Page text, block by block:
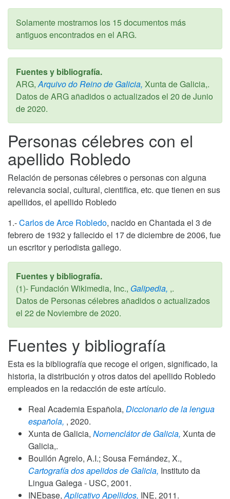
Solamente mostramos los 15 documentos más
antiguos encontrados en el ARG.
Fuentes y bibliografía.
ARG, Arquivo do Reino de Galicia, Xunta de Galicia,.
Datos de ARG añadidos o actualizados el 20 de Junio
de 2020.
Personas célebres con el
apellido Robledo
Relación de personas célebres o personas con alguna
relevancia social, cultural, cientifica, etc. que tienen en sus
apellidos, el apellido Robledo
1.-Carlos de Arce Robledo, nacido en Chantada el 3 de
febrero de 1932 y fallecido el 17 de diciembre de 2006, fue
un escritor y periodista gallego.
Fuentes y bibliografía.
(1)- Fundación Wikimedia, Inc., Galipedia, ,.
Datos de Personas célebres añadidos o actualizados
el 22 de Noviembre de 2020.
Fuentes y bibliografía
Esta es la bibliografía que recoge el origen, significado, la
historia, la distribución y otros datos del apellido Robledo
empleados en la redacción de este artículo.
Real Academia Española, Diccionario de la lengua
española, , 2020.
Xunta de Galicia, Nomenclátor de Galicia, Xunta de
Galicia,.
Boullón Agrelo, A.I.; Sousa Fernández, X.,
Cartografía dos apelidos de Galicia, Instituto da
Lingua Galega - USC, 2001.
INEbase, Aplicativo Apellidos, INE, 2011.